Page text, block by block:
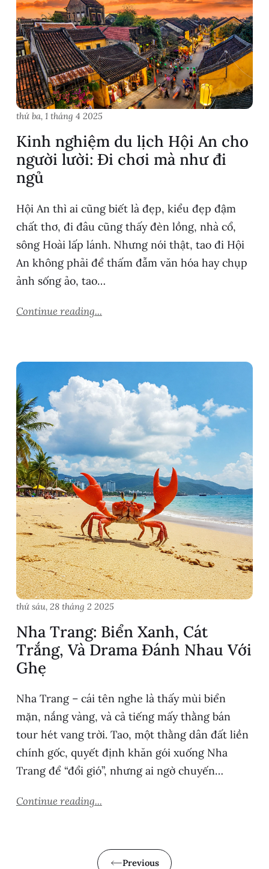
thứ ba, 1 tháng 4 2025
Kinh nghiệm du lịch Hội An cho
người lười: Đi chơi mà như đi
ngủ
Hội An thì ai cũng biết là đẹp, kiểu đẹp đậm
chất thơ, đi đâu cũng thấy đèn lồng, nhà cổ,
sông Hoài lấp lánh. Nhưng nói thật, tao đi Hội
An không phải để thấm đẫm văn hóa hay chụp
ảnh sống ảo, tao…
Continue reading...
thứ sáu, 28 tháng 2 2025
Nha Trang: Biển Xanh, Cát
Trắng, Và Drama Đánh Nhau Với
Ghẹ
Nha Trang – cái tên nghe là thấy mùi biển
mặn, nắng vàng, và cả tiếng mấy thằng bán
tour hét vang trời. Tao, một thằng dân đất liền
chính gốc, quyết định khăn gói xuống Nha
Trang để “đổi gió”, nhưng ai ngờ chuyến…
Continue reading...
Previous